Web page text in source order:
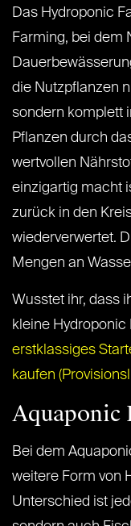
Das Hydroponic
Farming, bei dem
die Nutzpflanzen
sondern komplett
Pflanzen durch
wertvollen
einzigartig macht
zurück in den
wiederverwertet.
Mengen an
Wusstet ihr, dass
kleine Hydroponic
erstklassiges
kaufen
Aquaponic
Bei dem
weitere Form von
Unterschied ist